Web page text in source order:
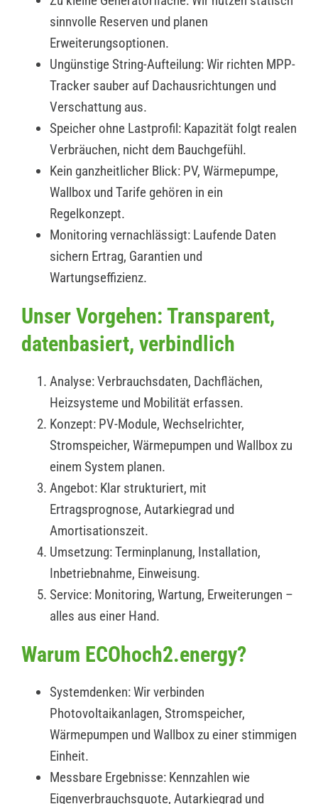
sinnvolle Reserven und planen
Erweiterungsoptionen.
Ungünstige String-Aufteilung: Wir richten MPP-
Tracker sauber auf Dachausrichtungen und
Verschattung aus.
Speicher ohne Lastprofil: Kapazität folgt realen
Verbräuchen, nicht dem Bauchgefühl.
Kein ganzheitlicher Blick: PV, Wärmepumpe,
Wallbox und Tarife gehören in ein
Regelkonzept.
Monitoring vernachlässigt: Laufende Daten
sichern Ertrag, Garantien und
Wartungseffizienz.
Unser Vorgehen: Transparent,
datenbasiert, verbindlich
Analyse: Verbrauchsdaten, Dachflächen,
Heizsysteme und Mobilität erfassen.
Konzept: PV-Module, Wechselrichter,
Stromspeicher, Wärmepumpen und Wallbox zu
einem System planen.
Angebot: Klar strukturiert, mit
Ertragsprognose, Autarkiegrad und
Amortisationszeit.
Umsetzung: Terminplanung, Installation,
Inbetriebnahme, Einweisung.
Service: Monitoring, Wartung, Erweiterungen –
alles aus einer Hand.
Warum ECOhoch2.energy?
Systemdenken: Wir verbinden
Photovoltaikanlagen, Stromspeicher,
Wärmepumpen und Wallbox zu einer stimmigen
Einheit.
Messbare Ergebnisse: Kennzahlen wie
Eigenverbrauchsquote, Autarkiegrad und